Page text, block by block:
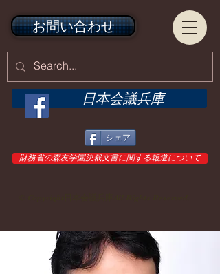
日本会議兵庫
シェア
お問い合わせ
財務省の森友学園決裁文書に関する報道について